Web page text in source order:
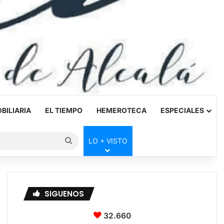
EL TIEMPO HEMEROTECA ESPECIALES
Buscar
por
LO + VISTO
SIGUENOS
32.660